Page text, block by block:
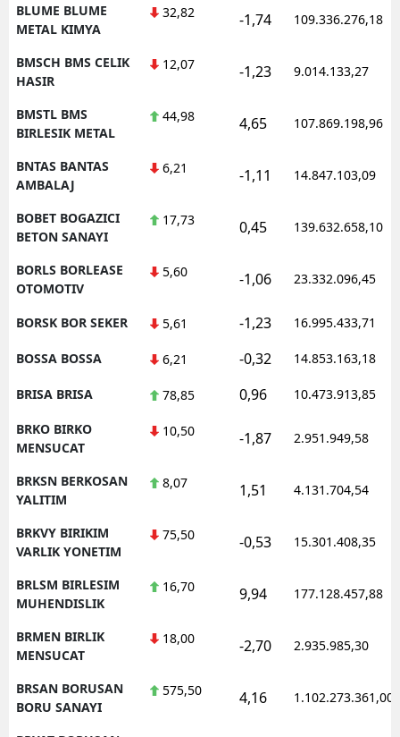
BLUME BLUME
METAL KIMYA
32,82 -1,74 109.336.276,18
BMSCH BMS CELIK
HASIR
12,07 -1,23 9.014.133,27
BMSTL BMS
BIRLESIK METAL
44,98 4,65 107.869.198,96
BNTAS BANTAS
AMBALAJ
6,21 -1,11 14.847.103,09
BOBET BOGAZICI
BETON SANAYI
17,73 0,45 139.632.658,10
BORLS BORLEASE
OTOMOTIV
5,60 -1,06 23.332.096,45
BORSK BOR SEKER 5,61 -1,23 16.995.433,71
BOSSA BOSSA 6,21 -0,32 14.853.163,18
BRISA BRISA 78,85 0,96 10.473.913,85
BRKO BIRKO
MENSUCAT
10,50 -1,87 2.951.949,58
BRKSN BERKOSAN
YALITIM
8,07 1,51 4.131.704,54
BRKVY BIRIKIM
VARLIK YONETIM
75,50 -0,53 15.301.408,35
BRLSM BIRLESIM
MUHENDISLIK
16,70 9,94 177.128.457,88
BRMEN BIRLIK
MENSUCAT
18,00 -2,70 2.935.985,30
BRSAN BORUSAN
BORU SANAYI
575,50 4,16 1.102.273.361,00